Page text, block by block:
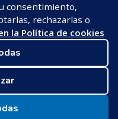
consentimiento,
rechazarlas o
la Política de cookies